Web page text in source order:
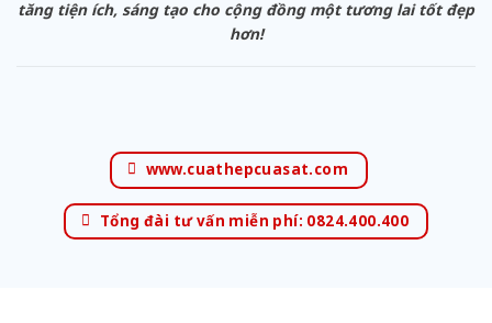
tăng tiện ích, sáng tạo cho cộng đồng một tương lai tốt đẹp
hơn!
www.cuathepcuasat.com
Tổng đài tư vấn miễn phí: 0824.400.400